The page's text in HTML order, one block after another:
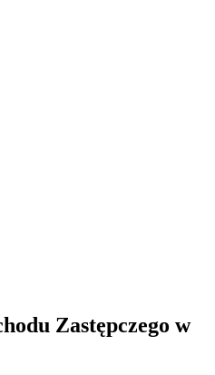
Zastępczego w